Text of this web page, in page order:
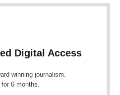
Digital Access
winning journalism.
6 months.